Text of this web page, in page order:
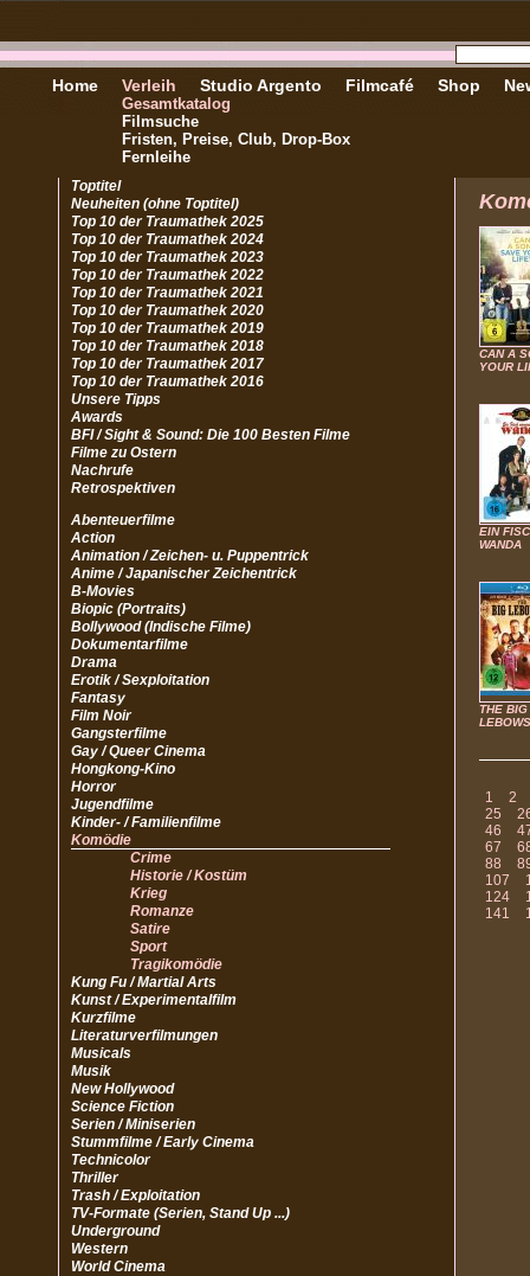
Home Verleih
Gesamtkatalog
Filmsuche
Fristen, Preise, Club, Drop-Box
Fernleihe
Studio Argento Filmcafé Shop
Toptitel
Neuheiten (ohne Toptitel)
Top 10 der Traumathek 2025
Top 10 der Traumathek 2024
Top 10 der Traumathek 2023
Top 10 der Traumathek 2022
Top 10 der Traumathek 2021
Top 10 der Traumathek 2020
Top 10 der Traumathek 2019
Top 10 der Traumathek 2018
Top 10 der Traumathek 2017
Top 10 der Traumathek 2016
Unsere Tipps
Awards
BFI / Sight & Sound: Die 100 Besten Filme
Filme zu Ostern
Nachrufe
Retrospektiven
Abenteuerfilme
Action
Animation / Zeichen- u. Puppentrick
Anime / Japanischer Zeichentrick
B-Movies
Biopic (Portraits)
Bollywood (Indische Filme)
Dokumentarfilme
Drama
Erotik / Sexploitation
Fantasy
Film Noir
Gangsterfilme
Gay / Queer Cinema
Hongkong-Kino
Horror
Jugendfilme
Kinder- / Familienfilme
Komödie
Crime
Historie / Kostüm
Krieg
Romanze
Satire
Sport
Tragikomödie
Kung Fu / Martial Arts
Kunst / Experimentalfilm
Kurzfilme
Literaturverfilmungen
Musicals
Musik
New Hollywood
Science Fiction
Serien / Miniserien
Stummfilme / Early Cinema
Technicolor
Thriller
Trash / Exploitation
TV-Formate (Serien, Stand Up ...)
Underground
Western
World Cinema
CAN A
YOUR
EIN
WANDA
THE BIG
1
2
25
46
67
88
107
124
141